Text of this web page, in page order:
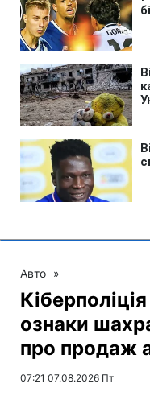
Авто »
ознаки
про продаж
07:21 07.08.2026 Пт